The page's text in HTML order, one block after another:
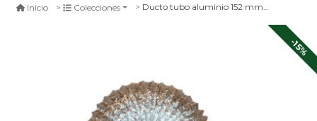
Inicio Colecciones Ducto tubo aluminio 152 mm x 10 metros
-15%